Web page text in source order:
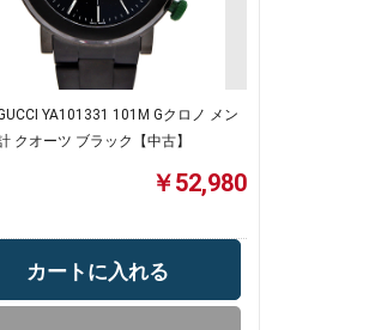
YA101331 101M Gクロノ メン
クオーツ ブラック【中古】
￥52,980
カートに入れる